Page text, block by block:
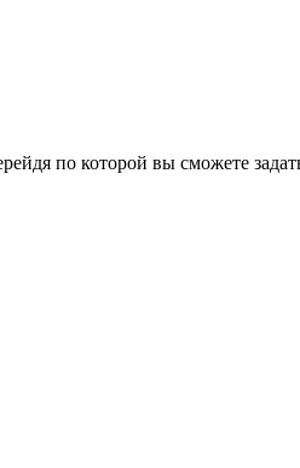
по которой вы сможете